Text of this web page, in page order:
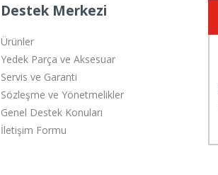
Destek Merkezi
Ürünler
Yedek Parça ve Aksesuar
Servis ve Garanti
Sözleşme ve Yönetmelikler
Genel Destek Konuları
İletişim Formu